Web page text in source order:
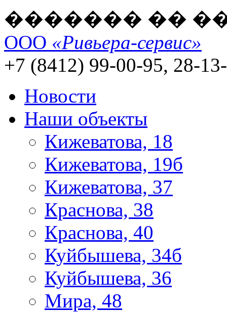
������� ��
ООО «Ривьера-сервис»
+7 (8412) 99-00-95, 28-
Новости
Наши объекты
Кижеватова, 18
Кижеватова, 19б
Кижеватова, 37
Краснова, 38
Краснова, 40
Куйбышева, 34б
Куйбышева, 36
Мира, 48